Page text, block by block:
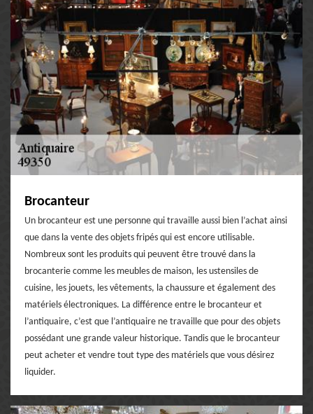
Brocanteur
Un brocanteur est une personne qui travaille aussi bien l’achat ainsi
que dans la vente des objets fripés qui est encore utilisable.
Nombreux sont les produits qui peuvent être trouvé dans la
brocanterie comme les meubles de maison, les ustensiles de
cuisine, les jouets, les vêtements, la chaussure et également des
matériels électroniques. La différence entre le brocanteur et
l’antiquaire, c’est que l’antiquaire ne travaille que pour des objets
possédant une grande valeur historique. Tandis que le brocanteur
peut acheter et vendre tout type des matériels que vous désirez
liquider.